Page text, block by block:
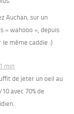
Auchan, sur un
« wahooo », depuis
le même caddie :)
min
de jeter un oeil au
avec 70% de